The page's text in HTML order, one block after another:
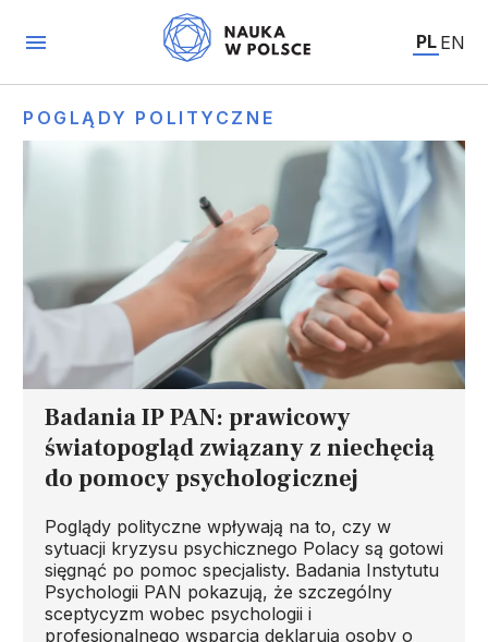
PL EN
POGLĄDY POLITYCZNE
Badania IP PAN: prawicowy
światopogląd związany z niechęcią
do pomocy psychologicznej
Poglądy polityczne wpływają na to, czy w
sytuacji kryzysu psychicznego Polacy są gotowi
sięgnąć po pomoc specjalisty. Badania Instytutu
Psychologii PAN pokazują, że szczególny
sceptycyzm wobec psychologii i
profesjonalnego wsparcia deklarują osoby o